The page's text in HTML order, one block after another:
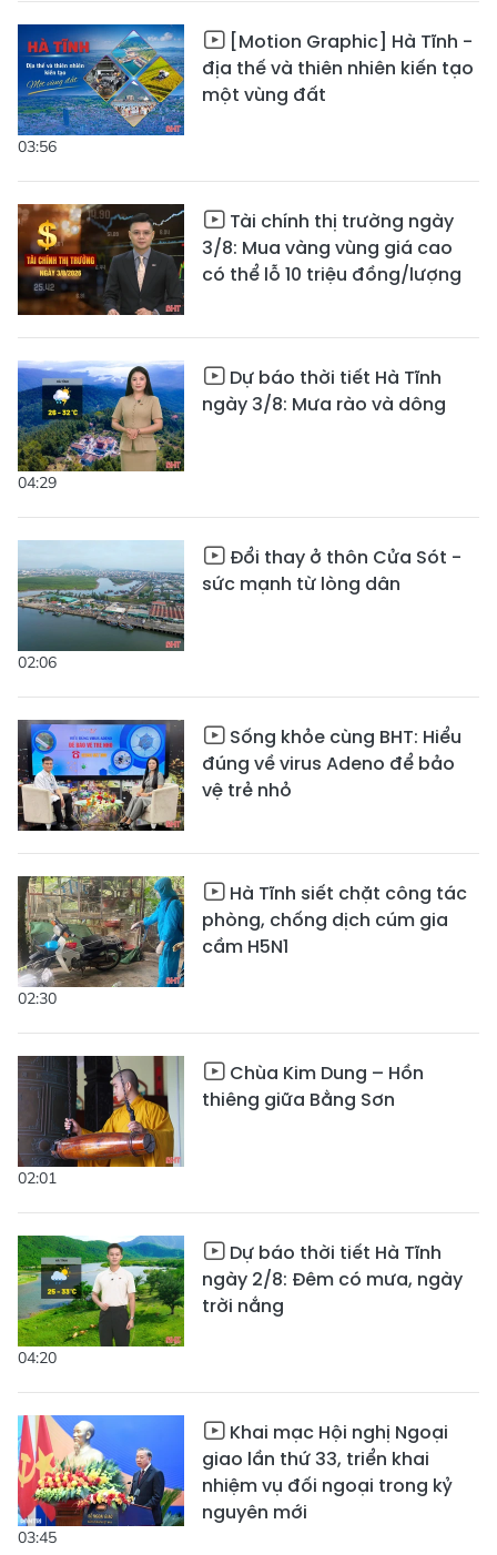
03:56
[Motion Graphic] Hà Tĩnh -
địa thế và thiên nhiên kiến tạo
một vùng đất
Tài chính thị trường ngày
3/8: Mua vàng vùng giá cao
có thể lỗ 10 triệu đồng/lượng
04:29
Dự báo thời tiết Hà Tĩnh
ngày 3/8: Mưa rào và dông
02:06
Đổi thay ở thôn Cửa Sót -
sức mạnh từ lòng dân
Sống khỏe cùng BHT: Hiểu
đúng về virus Adeno để bảo
vệ trẻ nhỏ
02:30
Hà Tĩnh siết chặt công tác
phòng, chống dịch cúm gia
cầm H5N1
02:01
Chùa Kim Dung – Hồn
thiêng giữa Bằng Sơn
04:20
Dự báo thời tiết Hà Tĩnh
ngày 2/8: Đêm có mưa, ngày
trời nắng
03:45
Khai mạc Hội nghị Ngoại
giao lần thứ 33, triển khai
nhiệm vụ đối ngoại trong kỷ
nguyên mới